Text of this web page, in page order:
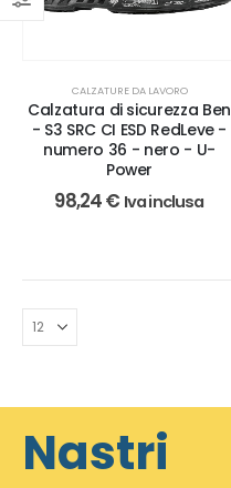
CALZATURE DA LAVORO
Calzatura di sicurezza Ben
- S3 SRC CI ESD RedLeve -
numero 36 - nero - U-
Power
98,24€ Iva inclusa
Nastri